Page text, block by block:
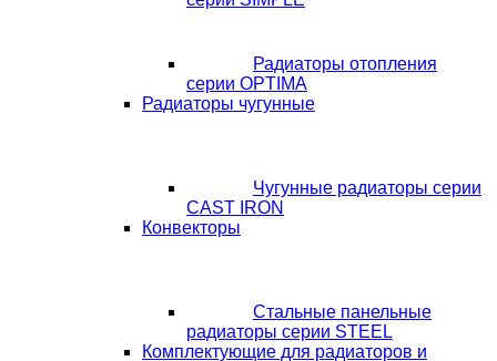
Радиаторы отопления
серии OPTIMA
Радиаторы чугунные
Чугунные радиаторы серии
CAST IRON
Конвекторы
Стальные панельные
радиаторы серии STEEL
Комплектующие для радиаторов и